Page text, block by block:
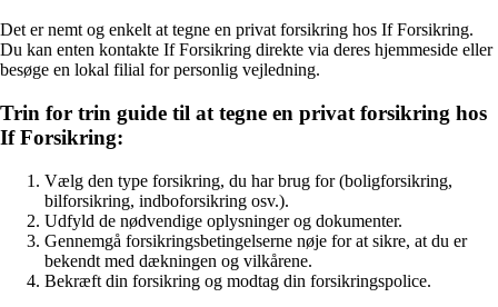
Det er nemt og enkelt at tegne en privat forsikring hos If Forsikring.
Du kan enten kontakte If Forsikring direkte via deres hjemmeside eller
besøge en lokal filial for personlig vejledning.
Trin for trin guide til at tegne en privat forsikring hos
If Forsikring:
Vælg den type forsikring, du har brug for (boligforsikring,
bilforsikring, indboforsikring osv.).
Udfyld de nødvendige oplysninger og dokumenter.
Gennemgå forsikringsbetingelserne nøje for at sikre, at du er
bekendt med dækningen og vilkårene.
Bekræft din forsikring og modtag din forsikringspolice.